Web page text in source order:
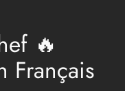
🔥
Français